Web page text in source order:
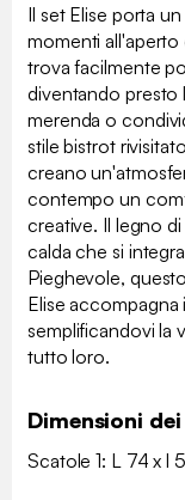
Il set Elise porta
momenti all'aperto
trova facilmente
diventando presto
merenda o
stile bistrot
creano
contempo un
creative. Il legno
calda che si
Pieghevole,
Elise accompagna
semplificandovi la
tutto loro.
Dimensioni
Scatole 1: L 74 x l